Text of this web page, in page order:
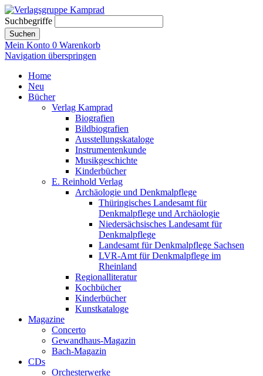
Suchbegriffe
Suchen
Mein Konto 0 Warenkorb
Navigation überspringen
Home
Neu
Bücher
Verlag Kamprad
Biografien
Bildbiografien
Ausstellungskataloge
Instrumentenkunde
Musikgeschichte
Kinderbücher
E. Reinhold Verlag
Archäologie und Denkmalpflege
Thüringisches Landesamt für
Denkmalpflege und Archäologie
Niedersächsisches Landesamt für
Denkmalpflege
Landesamt für Denkmalpflege Sachsen
LVR-Amt für Denkmalpflege im
Rheinland
Regionalliteratur
Kochbücher
Kinderbücher
Kunstkataloge
Magazine
Concerto
Gewandhaus-Magazin
Bach-Magazin
CDs
Orchesterwerke